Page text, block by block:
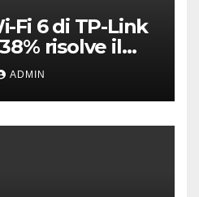
Fi 6 di TP-Link
risolve il
zone morte
ADMIN